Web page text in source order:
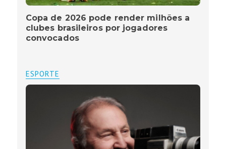
Copa de 2026 pode render milhões a
clubes brasileiros por jogadores
convocados
ESPORTE